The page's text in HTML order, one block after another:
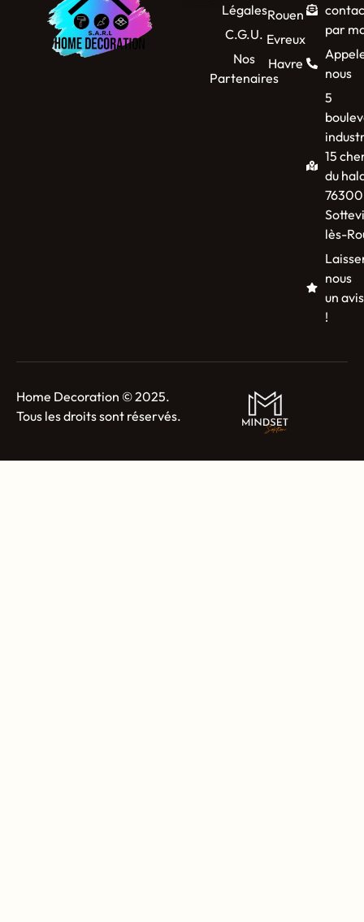
Légales
C.G.U.
Nos
Partenaires
Rouen
Evreux
Havre
par
nous
5
15
du
76300
lès-
nous
un avis
!
Home Decoration © 2025.
Tous les droits sont réservés.